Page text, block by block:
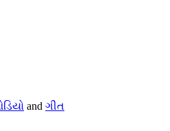
and ગીત